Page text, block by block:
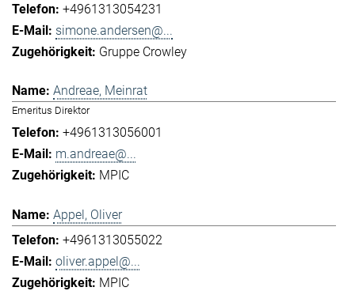
+4961313054231
simone.andersen@...
Gruppe Crowley
Andreae, Meinrat
Emeritus Direktor
+4961313056001
m.andreae@...
MPIC
Appel, Oliver
+4961313055022
oliver.appel@...
MPIC